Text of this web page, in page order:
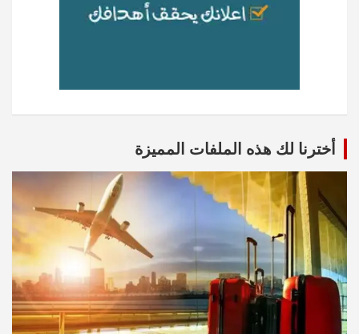
أخترنا لك هذه الملفات المميزة